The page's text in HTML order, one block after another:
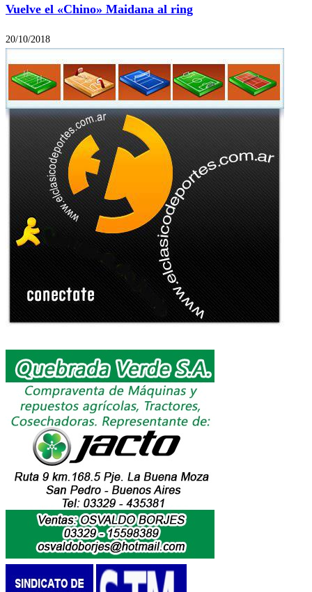
Vuelve el «Chino» Maidana al ring
20/10/2018